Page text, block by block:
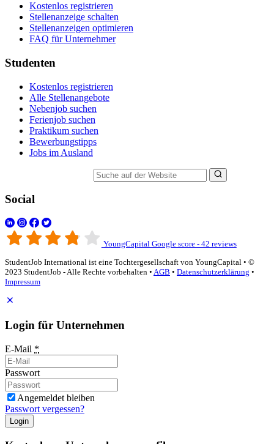
Kostenlos registrieren
Stellenanzeige schalten
Stellenanzeigen optimieren
FAQ für Unternehmer
Studenten
Kostenlos registrieren
Alle Stellenangebote
Nebenjob suchen
Ferienjob suchen
Praktikum suchen
Bewerbungstipps
Jobs im Ausland
Social
YoungCapital Google score - 42 reviews
StudentJob International ist eine Tochtergesellschaft von YoungCapital • ©
2023 StudentJob - Alle Rechte vorbehalten • AGB • Datenschutzerklärung •
Impressum
Login für Unternehmen
E-Mail *
Passwort
Angemeldet bleiben
Passwort vergessen?
Login